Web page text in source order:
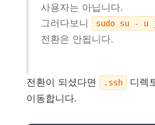
사용자는 아닙니다.
그러다보니
sudo su - u
전환은 안됩니다.
전환이 되셨다면 .ssh
디렉
이동합니다.